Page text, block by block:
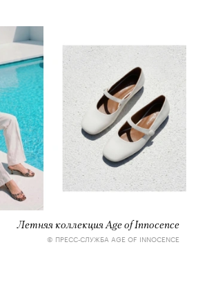
Летняя коллекция Age of Innocence
© ПРЕСС-СЛУЖБА AGE OF INNOCENCE